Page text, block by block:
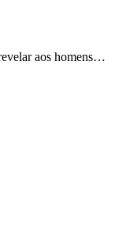
aos homens…